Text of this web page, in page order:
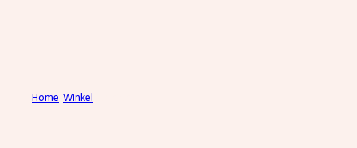
Home Winkel